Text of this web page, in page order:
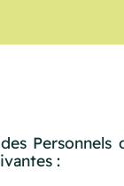
: